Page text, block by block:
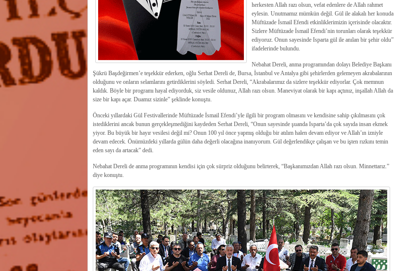
herkesten Allah razı olsun, vefat edenlere de Allah rahmet
eylesin. Unutmamız mümkün değil. Gül ile alakalı her konuda
Müftüzade İsmail Efendi etkinliklerimizin içerisinde olacaktır.
Sizlere Müftüzade İsmail Efendi’nin torunları olarak teşekkür
ediyoruz. Onun sayesinde Isparta gül ile anılan bir şehir oldu”
ifadelerinde bulundu.
Nebahat Dereli, anma programından dolayı Belediye Başkanı
Şükrü Başdeğirmen’e teşekkür ederken, oğlu Serhat Dereli de, Bursa, İstanbul ve Antalya gibi şehirlerden gelemeyen akrabalarının
olduğunu ve onların selamlarını getirdiklerini söyledi. Serhat Dereli, “Akrabalarımız da sizlere teşekkür ediyorlar. Çok memnun
kaldık. Böyle bir programı hayal ediyorduk, siz vesile oldunuz, Allah razı olsun. Maneviyat olarak bir kapı açtınız, inşallah Allah da
size bir kapı açar. Duamız sizinle” şeklinde konuştu.
Önceki yıllardaki Gül Festivallerinde Müftüzade İsmail Efendi’yle ilgili bir program olmasını ve kendisine sahip çıkılmasını çok
istediklerini ancak bunun gerçekleşmediğini kaydeden Serhat Dereli, “Onun sayesinde şuanda Isparta’da çok sayıda insan ekmek
yiyor. Bu büyük bir hayır vesilesi değil mi? Onun 100 yıl önce yapmış olduğu bir atılım halen devam ediyor ve Allah’ın izniyle
devam edecek. Önümüzdeki yıllarda gülün daha değerli olacağına inanıyorum. Gül değerlendikçe çalışan ve bu işten rızkını temin
eden sayı da artacak” dedi.
Nebahat Dereli de anma programının kendisi için çok sürpriz olduğunu belirterek, “Başkanımızdan Allah razı olsun. Minnettarız.”
diye konuştu.